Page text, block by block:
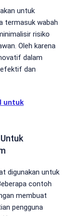
untuk
termasuk wabah
risiko
Oleh karena
dalam
dan
untuk
digunakan untuk
contoh
membuat
pengguna